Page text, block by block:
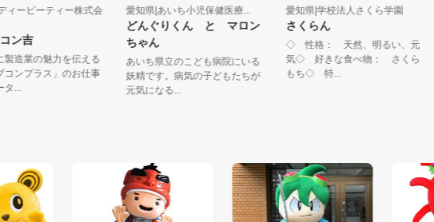
県|ディーピーティー株式会
ぶコン吉
なに製造業の魅力を伝える
ョブコンプラス」のお仕事
ータ...
愛知県|あいち小児保健医療...
どんぐりくん と マロン
ちゃん
あいち県立のこども病院にいる
妖精です。病気の子どもたちが
元気になる...
愛知県|学校法人さくら学園
さくらん
◇ 性格： 天然、明るい、元
気◇ 好きな食べ物： さくら
もち◇ 特...